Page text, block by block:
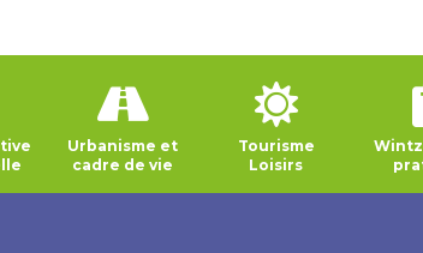
Urbanisme et
cadre de vie
Tourisme
Loisirs